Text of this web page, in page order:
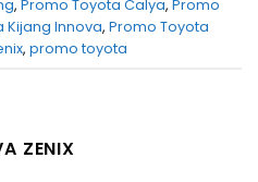
, Promo Toyota Calya, Promo
Kijang Innova, Promo Toyota
, promo toyota
ZENIX